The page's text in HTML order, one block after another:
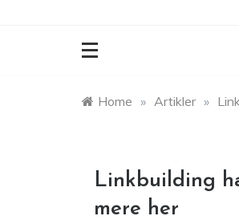
Home » Artikler »
Linkbuilding
mere her